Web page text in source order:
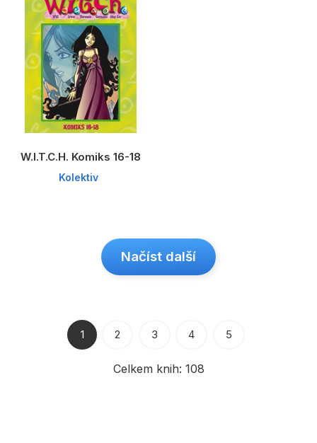
W.I.T.C.H. Komiks 16-18
Kolektiv
Načíst další
Celkem knih: 108
1 2 3 4 5